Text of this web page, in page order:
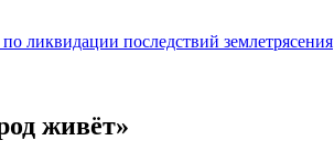
ликвидации последствий землетрясения
живёт»